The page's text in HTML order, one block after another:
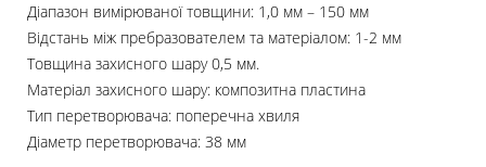
Діапазон вимірюваної товщини: 1,0 мм – 150 мм
Відстань між пребразователем та матеріалом: 1-2 мм
Товщина захисного шару 0,5 мм.
Матеріал захисного шару: композитна пластина
Тип перетворювача: поперечна хвиля
Діаметр перетворювача: 38 мм